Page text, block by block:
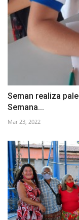
Seman realiza
Semana...
Mar 23, 2022